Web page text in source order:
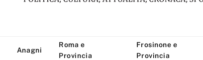
Anagni
Roma e
Provincia
Frosinone e
Provincia